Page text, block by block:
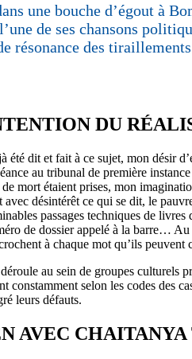
une bouche d’égout à
de ses chansons
des
DU
été dit et fait à ce sujet, mon désir
au tribunal de première
mort étaient prises, mon
désintérêt ce qui se dit, le
passages techniques de
de dossier appelé à la barre…
à chaque mot qu’ils peuvent
au sein de groupes culturels
constamment selon les codes des
leurs défauts.
AVEC